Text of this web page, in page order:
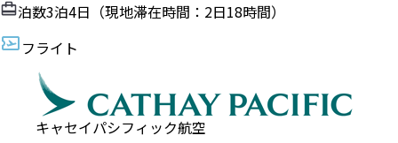
泊数3泊4日（現地滞在時間： 2日18時間）
フライト
キャセイパシフィック航空